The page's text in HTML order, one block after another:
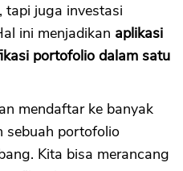
tapi juga investasi
ini menjadikan aplikasi
portofolio dalam satu
mendaftar ke banyak
sebuah portofolio
Kita bisa merancang